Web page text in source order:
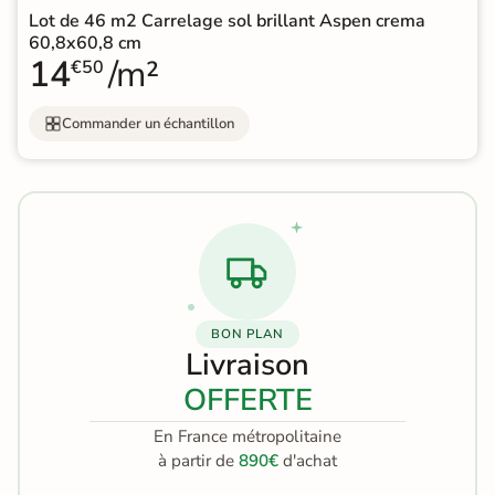
Lot de 46 m2 Carrelage sol brillant Aspen crema
60,8x60,8 cm
14€50 /m²
Commander un échantillon
BON PLAN
Livraison
OFFERTE
En France métropolitaine
à partir de 890€ d'achat